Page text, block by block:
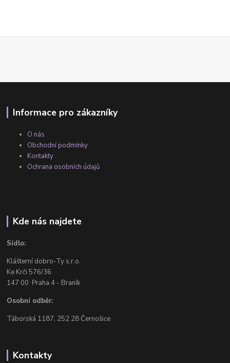
Informace pro zákazníky
O nás
Obchodní podmínky
Kontakty
Ochrana osobních údajů
Kde nás najdete
Sídlo:
Klášterní dobro-Ty s.r.o.
Ke Krči 576/36
147 00 Praha 4 - Braník
Osobní odběr:
Táborská 1187, 252 28 Černošice
Kontakty